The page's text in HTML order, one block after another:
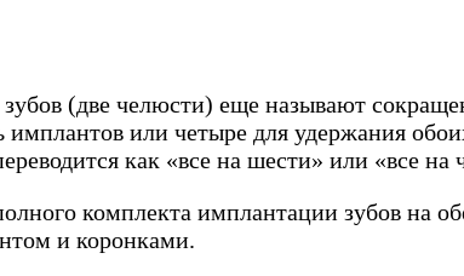
(две челюсти) еще называют
имплантов или четыре для удержания
как «все на шести» или «все на
комплекта имплантации зубов на
и коронками.